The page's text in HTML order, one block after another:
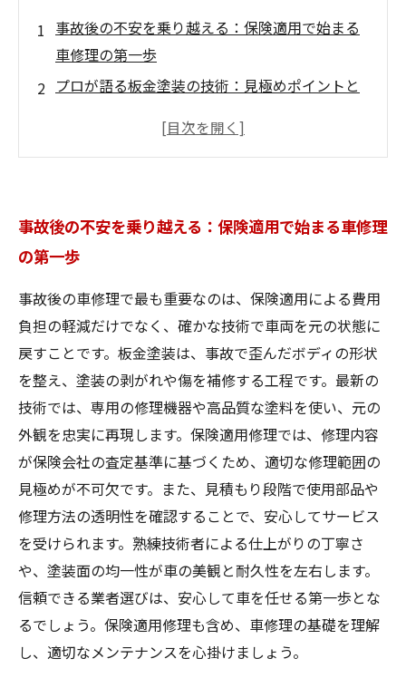
事故後の不安を乗り越える：保険適用で始まる
車修理の第一歩
プロが語る板金塗装の技術：見極めポイントと
修理過程の裏側：最新技術で愛車が元の美しさ
質を両立する秘訣
修理後も長く輝くために：信頼できるサービス
選びの重要ポイント
保険対象でも妥協しない高品質車修理とは？最
新技術を徹底解説
愛車を守るために知っておきたい板金塗装の基
礎知識と選び方
事故後の不安を乗り越える：保険適用で始まる車修理
の第一歩
事故後の車修理で最も重要なのは、保険適用による費用
負担の軽減だけでなく、確かな技術で車両を元の状態に
戻すことです。板金塗装は、事故で歪んだボディの形状
を整え、塗装の剥がれや傷を補修する工程です。最新の
技術では、専用の修理機器や高品質な塗料を使い、元の
外観を忠実に再現します。保険適用修理では、修理内容
が保険会社の査定基準に基づくため、適切な修理範囲の
見極めが不可欠です。また、見積もり段階で使用部品や
修理方法の透明性を確認することで、安心してサービス
を受けられます。熟練技術者による仕上がりの丁寧さ
や、塗装面の均一性が車の美観と耐久性を左右します。
信頼できる業者選びは、安心して車を任せる第一歩とな
るでしょう。保険適用修理も含め、車修理の基礎を理解
し、適切なメンテナンスを心掛けましょう。